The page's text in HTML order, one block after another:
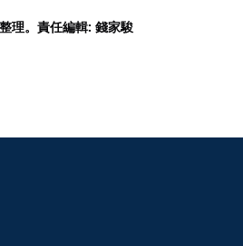
理。責任編輯: 錢家駿